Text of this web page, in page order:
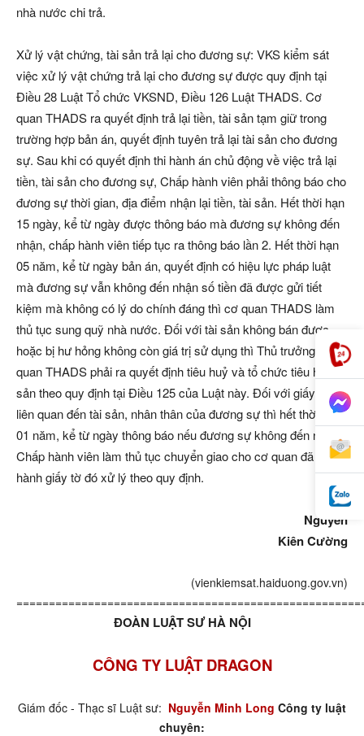
nhà nước chi trả.
Xử lý vật chứng, tài sản trả lại cho đương sự: VKS kiểm sát
việc xử lý vật chứng trả lại cho đương sự được quy định tại
Điều 28 Luật Tổ chức VKSND, Điều 126 Luật THADS. Cơ
quan THADS ra quyết định trả lại tiền, tài sản tạm giữ trong
trường hợp bản án, quyết định tuyên trả lại tài sản cho đương
sự. Sau khi có quyết định thi hành án chủ động về việc trả lại
tiền, tài sản cho đương sự, Chấp hành viên phải thông báo cho
đương sự thời gian, địa điểm nhận lại tiền, tài sản. Hết thời hạn
15 ngày, kể từ ngày được thông báo mà đương sự không đến
nhận, chấp hành viên tiếp tục ra thông báo lần 2. Hết thời hạn
05 năm, kể từ ngày bản án, quyết định có hiệu lực pháp luật
mà đương sự vẫn không đến nhận số tiền đã được gửi tiết
kiệm mà không có lý do chính đáng thì cơ quan THADS làm
thủ tục sung quỹ nhà nước. Đối với tài sản không bán được
hoặc bị hư hỏng không còn giá trị sử dụng thì Thủ trưởng Cơ
quan THADS phải ra quyết định tiêu huỷ và tổ chức tiêu huỷ tài
sản theo quy định tại Điều 125 của Luật này. Đối với giấy tờ
liên quan đến tài sản, nhân thân của đương sự thì hết thời hạn
01 năm, kể từ ngày thông báo nếu đương sự không đến nhận,
Chấp hành viên làm thủ tục chuyển giao cho cơ quan đã ban
hành giấy tờ đó xử lý theo quy định.
Nguyễn
Kiên Cường
(vienkiemsat.haiduong.gov.vn)
ĐOÀN LUẬT SƯ HÀ NỘI
CÔNG TY LUẬT DRAGON
Giám đốc - Thạc sĩ Luật sư: Nguyễn Minh Long Công ty luật
chuyên: